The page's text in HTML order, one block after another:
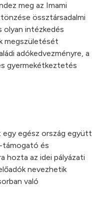
meg az Imami
össztársadalmi
olyan intézkedés
megszületését
adókedvezményre, a
gyermekétkeztetés
egy egész ország együtt
támogató és
hozta az idei pályázati
nevezhetik
való